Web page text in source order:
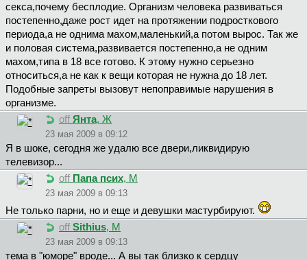
секса,почему бесплодие. Организм человека развиваться
постепенно,даже рост идет на протяжении подросткового
периода,а не однима махом,маленький,а потом вырос. Так же
и половая система,развивается постепенно,а не одним
махом,типа в 18 все готово. К этому нужно серьезно
относиться,а не как к вещи которая не нужна до 18 лет.
Подобные запреты вызовут непоправимые нарушения в
организме.
off Янта, Ж
23 мая 2009 в 09:12
Я в шоке, сегодня же удалю все двери,ликвидирую
телевизор...
off Пaпa пcиx, М
23 мая 2009 в 09:13
Не только парни, но и еще и девушки мастурбируют.
off Sithius, М
23 мая 2009 в 09:13
тема в "юморе" вроде... А вы так близко к сердцу